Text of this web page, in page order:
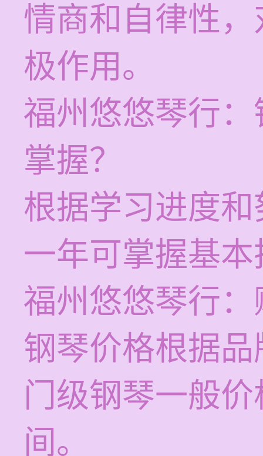
情商和自律性
极作用。
福州悠悠琴行
掌握？
根据学习进度
一年可掌握基
福州悠悠琴行
钢琴价格根据
门级钢琴一般
间。